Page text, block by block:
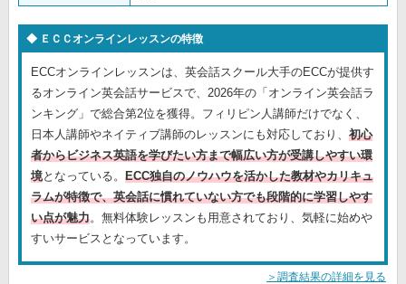
ＥＣＣオンラインレッスンの特徴
ECCオンラインレッスンは、英会話スクール大手のECCが提供す
るオンライン英会話サービスで、2026年の「オンライン英会話ラ
ンキング」で総合第2位を獲得。フィリピン人講師だけでなく、
日本人講師やネイティブ講師のレッスンにも対応しており、 初心
者からビジネス英語を学びたい方まで幅広い方が受講しやすい環
境となっている。 ECC独自のノウハウを活かした教材やカリキュ
ラムが特徴で、英会話に慣れていない方でも段階的に学習しやす
い点が魅力。無料体験レッスンも用意されており、気軽に始めや
すいサービスとなっています。
＞調査結果の詳細を見る